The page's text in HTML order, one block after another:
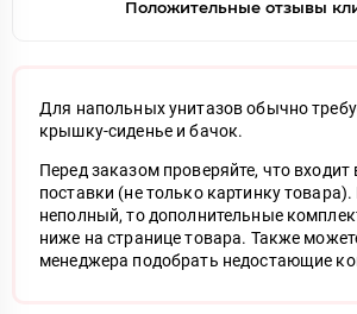
Положительные отзывы
Для напольных унитазов обычно
крышку-сиденье и бачок.
Перед заказом проверяйте, что входит
поставки (не только картинку товара).
неполный, то дополнительные
ниже на странице товара. Также
менеджера подобрать недостающие